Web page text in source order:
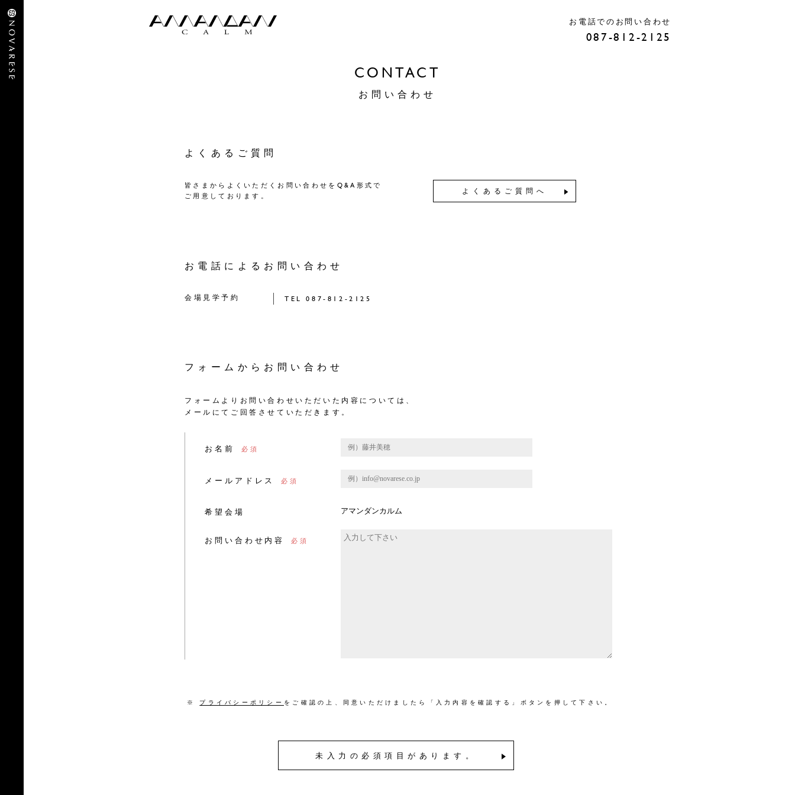
お電話でのお問い合わせ
087-812-2125
CONTACT
お問い合わせ
よくあるご質問
皆さまからよくいただくお問い合わせをQ&A形式で
ご用意しております。
よくあるご質問へ
お電話によるお問い合わせ
会場見学予約 TEL 087-812-2125
フォームからお問い合わせ
フォームよりお問い合わせいただいた内容については、
メールにてご回答させていただきます。
お名前
メールアドレス
希望会場 アマンダンカルム
お問い合わせ内容
※ プライバシーポリシー をご確認の上、同意いただけましたら「入力内容を確認する」ボタンを押して下さい。
未入力の必須項目があります。